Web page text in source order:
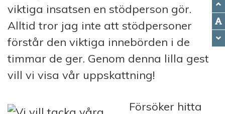
viktiga insatsen en stödperson gör.
Alltid tror jag inte att stödpersoner
förstår den viktiga innebörden i de
timmar de ger. Genom denna lilla gest
vill vi visa vår uppskattning!
Försöker hitta